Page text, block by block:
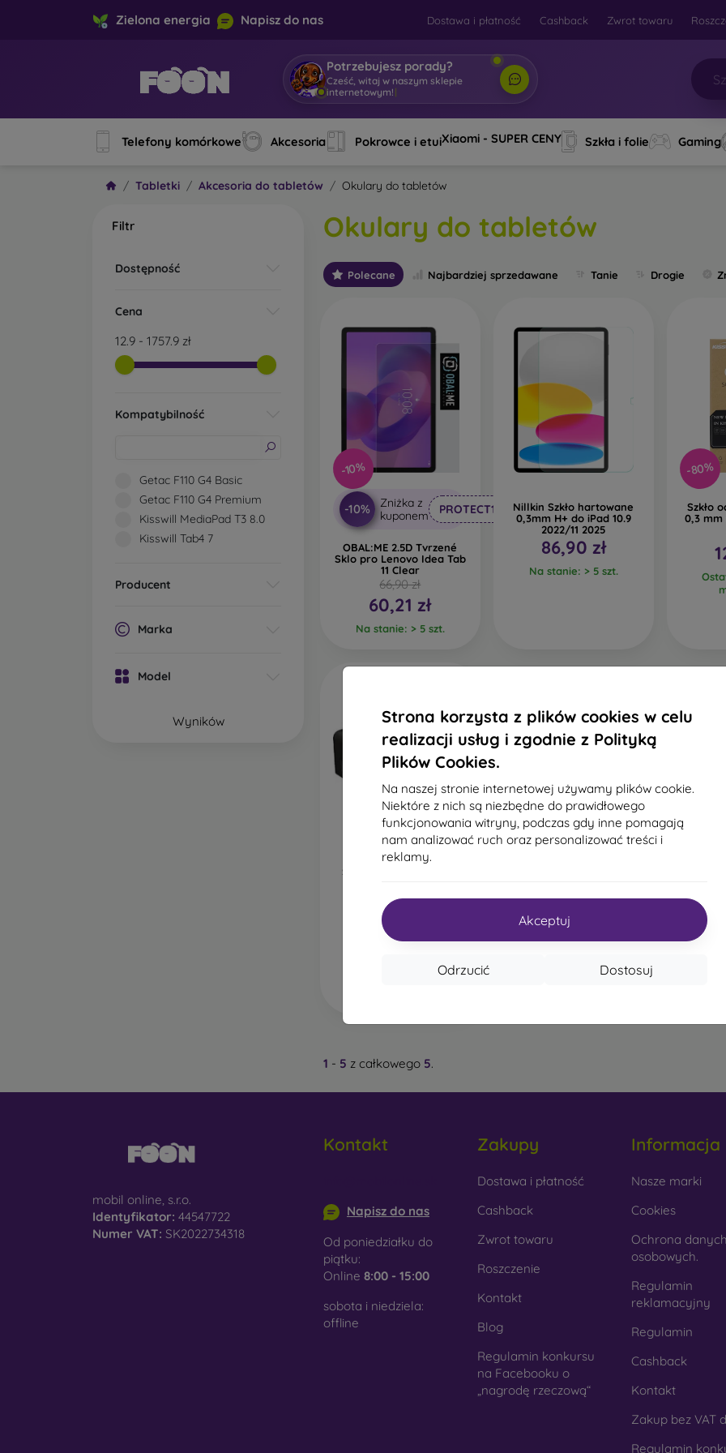
Strona korzysta z plików cookies w celu
realizacji usług i zgodnie z Polityką
Plików Cookies.
Na naszej stronie internetowej używamy plików cookie.
Niektóre z nich są niezbędne do prawidłowego
funkcjonowania witryny, podczas gdy inne pomagają
nam analizować ruch oraz personalizować treści i
reklamy.
Akceptuj
Dostosuj
Odrzucić
Zielona energia Napisz do nas Dostawa i płatność Cashback Zwrot towaru
Potrzebujesz porady?
Cześć, witaj w naszym sklepie
internetowym!
Telefony komórkowe Akcesoria Pokrowce i etuiXiaomi - SUPER CENY Szkła i folie Gaming
Tabletki Akcesoria do tabletów Okulary do tabletów
Filtr
Dostępność
Cena
12.9 - 1757.9 zł
Kompatybilność
Getac F110 G4 Basic
Getac F110 G4 Premium
Kisswill MediaPad T3 8.0
Kisswill Tab4 7
Producent
Marka
Model
Wyników
Okulary do tabletów
Polecane Najbardziej sprzedawane Tanie Drogie
-10%
-10%
Zniżka z
kuponem
PROTECT10
OBAL:ME 2.5D Tvrzené
Sklo pro Lenovo Idea Tab
11 Clear
66,90 zł
60,21 zł
Na stanie: > 5 szt.
Nillkin Szkło hartowane
0,3mm H+ do iPad 10.9
2022/11 2025
86,90 zł
Na stanie: > 5 szt.
-80%
Szkło
0,3 mm
Stacja dokująca Getac
1 757,90 zł
Na stanie: 1 szt.
1 - 5 z całkowego 5.
mobil online, s.r.o.
Identyfikator: 44547722
Numer VAT: SK2022734318
Kontakt
Napisz do nas
Od poniedziałku do
piątku:
Online 8:00 - 15:00
sobota i niedziela:
offline
Zakupy
Dostawa i płatność
Cashback
Zwrot towaru
Roszczenie
Kontakt
Blog
Regulamin konkursu
na Facebooku o
„nagrodę rzeczową“
Informacja
Nasze marki
Cookies
Ochrona danych
osobowych.
Regulamin
reklamacyjny
Regulamin
Cashback
Kontakt
Zakup bez VAT
Regulamin